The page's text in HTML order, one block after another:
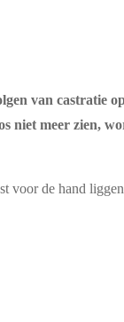
van castratie
niet meer zien,
voor de hand